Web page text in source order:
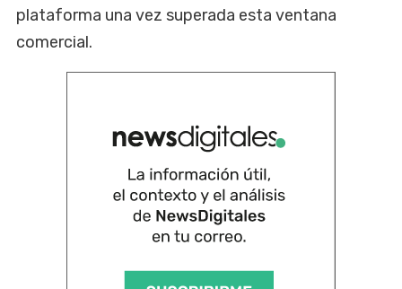
plataforma una vez superada esta ventana
comercial.